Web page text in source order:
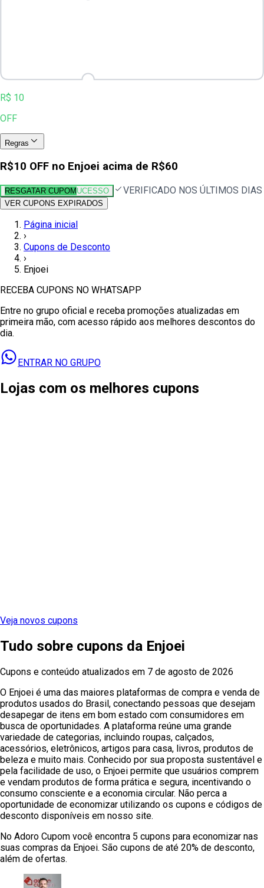
R$ 10
OFF
Regras
R$10 OFF no Enjoei acima de R$60
RESGATAR CUPOM UCESSO VERIFICADO NOS ÚLTIMOS DIAS
VER CUPONS EXPIRADOS
Página inicial
›
Cupons de Desconto
›
Enjoei
RECEBA CUPONS NO WHATSAPP
Entre no grupo oficial e receba promoções atualizadas em
primeira mão, com acesso rápido aos melhores descontos do
dia.
ENTRAR NO GRUPO
Lojas com os melhores cupons
Veja novos cupons
Tudo sobre cupons da Enjoei
Cupons e conteúdo atualizados em 7 de agosto de 2026
O Enjoei é uma das maiores plataformas de compra e venda de
produtos usados do Brasil, conectando pessoas que desejam
desapegar de itens em bom estado com consumidores em
busca de oportunidades. A plataforma reúne uma grande
variedade de categorias, incluindo roupas, calçados,
acessórios, eletrônicos, artigos para casa, livros, produtos de
beleza e muito mais. Conhecido por sua proposta sustentável e
pela facilidade de uso, o Enjoei permite que usuários comprem
e vendam produtos de forma prática e segura, incentivando o
consumo consciente e a economia circular. Não perca a
oportunidade de economizar utilizando os cupons e códigos de
desconto disponíveis em nosso site.
No Adoro Cupom você encontra 5 cupons para economizar nas
suas compras da Enjoei. São cupons de até 20% de desconto,
além de ofertas.